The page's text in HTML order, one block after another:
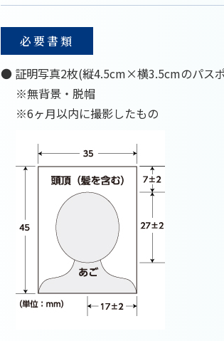
必要書類
● 証明写真2枚(縦4.5cm×横3.5cmのパス
※無背景・脱帽
※6ヶ月以内に撮影したもの